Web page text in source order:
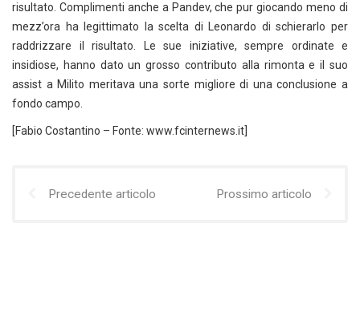
risultato. Complimenti anche a Pandev, che pur giocando meno di
mezz’ora ha legittimato la scelta di Leonardo di schierarlo per
raddrizzare il risultato. Le sue iniziative, sempre ordinate e
insidiose, hanno dato un grosso contributo alla rimonta e il suo
assist a Milito meritava una sorte migliore di una conclusione a
fondo campo.
[Fabio Costantino – Fonte: www.fcinternews.it]
Precedente articolo Prossimo articolo